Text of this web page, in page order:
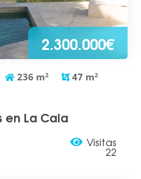
2.300.000€
236 m2 47 m2
en La Cala
Visitas
22